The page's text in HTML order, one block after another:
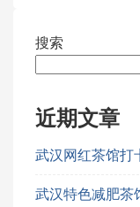
搜索
近期文章
武汉网红茶馆打
武汉特色减肥茶